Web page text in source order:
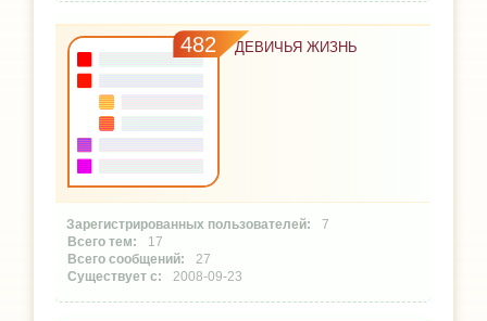
482 ДЕВИЧЬЯ ЖИЗНЬ
7
17
27
2008-09-23